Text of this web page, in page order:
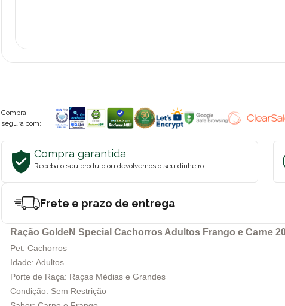
Compra
segura com:
Compra garantida
Receba o seu produto ou devolvemos o seu dinheiro
Frete e prazo de entrega
Ração GoldeN Special Cachorros Adultos Frango e Carne
Pet: Cachorros
Idade: Adultos
Porte de Raça: Raças Médias e Grandes
Condição: Sem Restrição